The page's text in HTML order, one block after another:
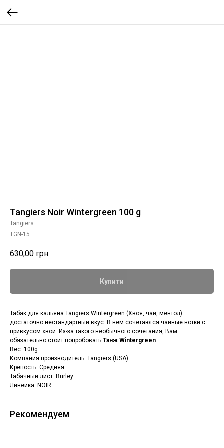
Tangiers Noir Wintergreen 100 g
Tangiers
TGN-15
630,00 грн.
Купити
Табак для кальяна Tangiers Wintergreen (Хвоя, чай, ментол) —
достаточно нестандартный вкус. В нем сочетаются чайные нотки с
привкусом хвои. Из-за такого необычного сочетания, Вам
обязательно стоит попробовать Танж Wintergreen.
Вес: 100g
Компания производитель: Tangiers (USA)
Крепость: Средняя
Табачный лист: Burley
Линейка: NOIR
Рекомендуем